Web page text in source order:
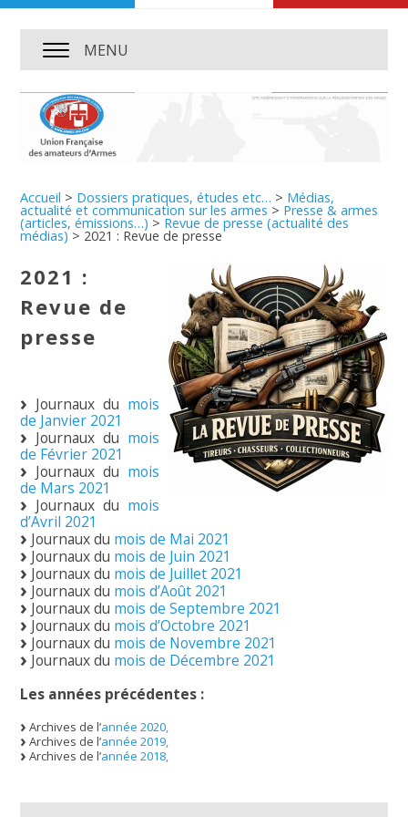
MENU
Accueil > Dossiers pratiques, études etc… > Médias,
actualité et communication sur les armes > Presse & armes
(articles, émissions…) > Revue de presse (actualité des
médias)> 2021 : Revue de presse
2021 :
Revue de
presse
Journaux du mois
de Janvier 2021
Journaux du mois
de Février 2021
Journaux du mois
de Mars 2021
Journaux du mois
d’Avril 2021
Journaux du mois de Mai 2021
Journaux du mois de Juin 2021
Journaux du mois de Juillet 2021
Journaux du mois d’Août 2021
Journaux du mois de Septembre 2021
Journaux du mois d’Octobre 2021
Journaux du mois de Novembre 2021
Journaux du mois de Décembre 2021
Les années précédentes :
Archives de l’année 2020,
Archives de l’année 2019,
Archives de l’année 2018,